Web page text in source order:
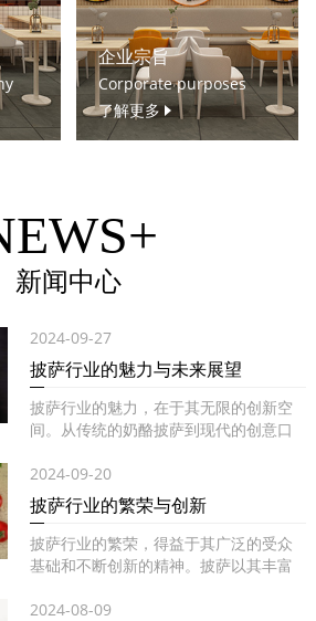
企业宗旨
Corporate purposes
了解更多
新闻中心
2024-09-27
披萨行业的魅力与未来展望
披萨行业的魅力，在于其无限的创新空
间。从传统的奶酪披萨到现代的创意口
2024-09-20
披萨行业的繁荣与创新
披萨行业的繁荣，得益于其广泛的受众
基础和不断创新的精神。披萨以其丰富
2024-08-09